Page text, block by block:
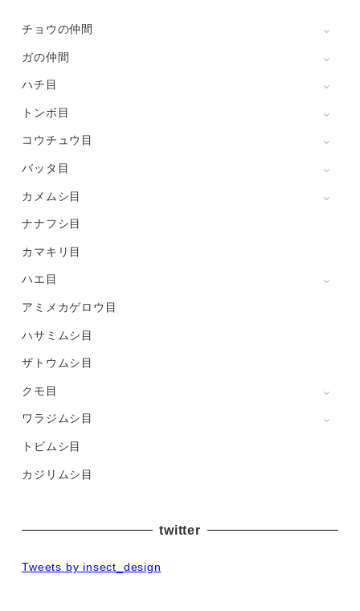
チョウの仲間
ガの仲間
ハチ目
トンボ目
コウチュウ目
バッタ目
カメムシ目
ナナフシ目
カマキリ目
ハエ目
アミメカゲロウ目
ハサミムシ目
ザトウムシ目
クモ目
ワラジムシ目
トビムシ目
カジリムシ目
twitter
Tweets by insect_design